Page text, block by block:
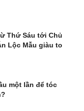
Thứ Sáu tới Chủ
Lộc Mẫu giàu to
một lần để tóc